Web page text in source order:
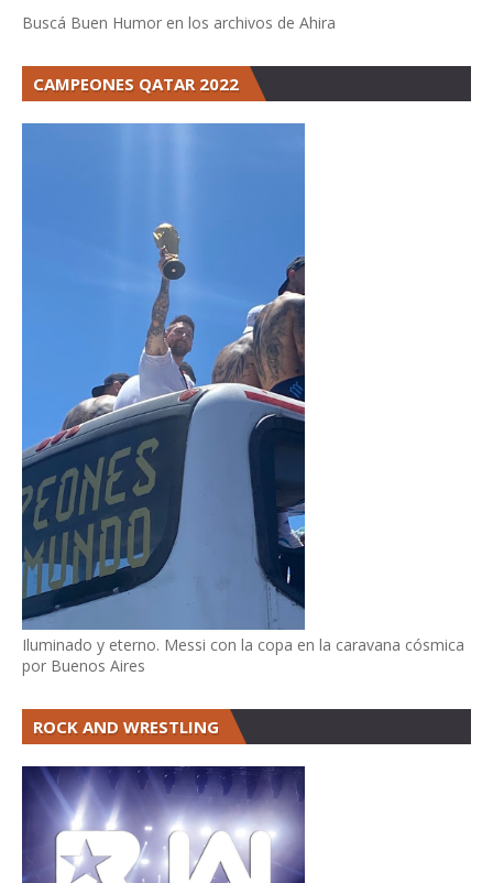
Buscá Buen Humor en los archivos de Ahira
CAMPEONES QATAR 2022
Iluminado y eterno. Messi con la copa en la caravana cósmica
por Buenos Aires
ROCK AND WRESTLING